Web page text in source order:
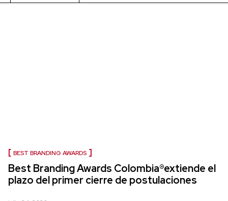
BEST BRANDING AWARDS
Best Branding Awards Colombia®extiende el
plazo del primer cierre de postulaciones